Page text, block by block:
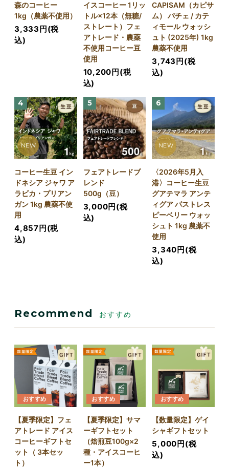
森のコーヒー
1kg（農薬不使用）
3,333円(税
込)
イスコーヒー 1リッ
トル×12本（無糖/
ストレート）フェ
アトレード・農薬
不使用コーヒー豆
使用
10,200円(税
込)
CAPISAM（カピサ
ム） パチェ / カテ
ィモール ウォッシ
ュト (2025年) 1kg
農薬不使用
3,743円(税
込)
4
NEW
コーヒー生豆 イン
ドネシア ジャワ ア
ラビカ・プリアン
ガン 1kg 農薬不使
用
4,857円(税
込)
5
フェアトレードブ
レンド
500g（豆）
3,000円(税
込)
6
NEW
〈2026年5月入
港〉コーヒー生豆
グアテマラ アンテ
ィグア パストレス
ピーベリー ウォッ
シュト 1kg 農薬不
使用
3,340円(税
込)
Recommend おすすめ
おすすめ
【夏季限定】フェ
アトレード アイス
コーヒーギフトセ
ット（ 3本セッ
ト）
おすすめ
【夏季限定】サマ
ーギフトセット
（焙煎豆100g×2
種・アイスコーヒ
ー1本）
おすすめ
【数量限定】ゲイ
シャギフトセット
5,000円(税
込)